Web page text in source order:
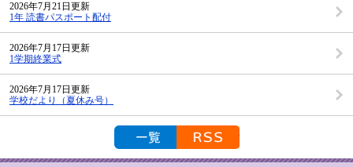
2026年7月21日更新
1年 読書パスポート配付
2026年7月17日更新
1学期終業式
2026年7月17日更新
学校だより（夏休み号）
お知らせの一覧を見る
RSS配信